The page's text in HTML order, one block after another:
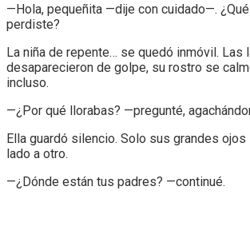
—Hola, pequeñita —dije con cuidado—.
perdiste?
La niña de repente… se quedó inmóvil. Las
desaparecieron de golpe, su rostro se
incluso.
—¿Por qué llorabas? —pregunté,
Ella guardó silencio. Solo sus grandes ojos
lado a otro.
—¿Dónde están tus padres? —continué.